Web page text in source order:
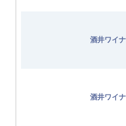
酒井ワイ
酒井ワイ